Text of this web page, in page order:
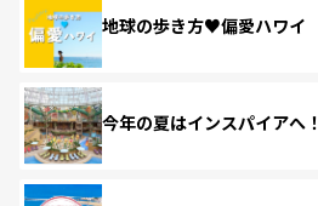
地球の歩き方♥偏愛ハワイ
今年の夏はインスパイアへ！